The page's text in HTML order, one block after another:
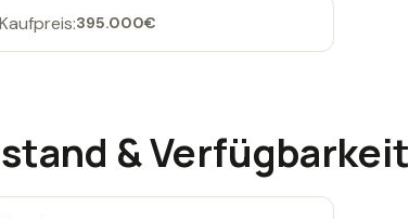
Kaufpreis:395.000€
& Verfügbarkeit